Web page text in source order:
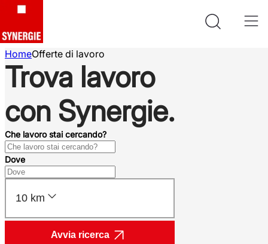
HomeOfferte di lavoro
Trova lavoro
con Synergie.
Che lavoro stai cercando?
Dove
10 km
Avvia ricerca